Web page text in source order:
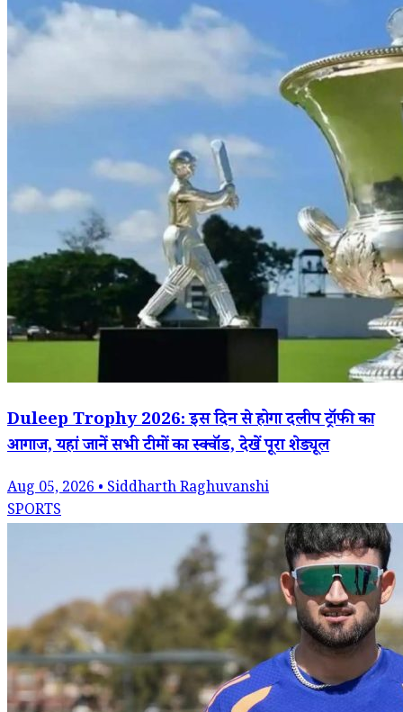
Duleep Trophy 2026: इस दिन से होगा दलीप ट्रॉफी का
आगाज, यहां जानें सभी टीमों का स्क्वॉड, देखें पूरा शेड्यूल
Aug 05, 2026 • Siddharth Raghuvanshi
SPORTS